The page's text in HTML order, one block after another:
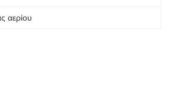
αερίου